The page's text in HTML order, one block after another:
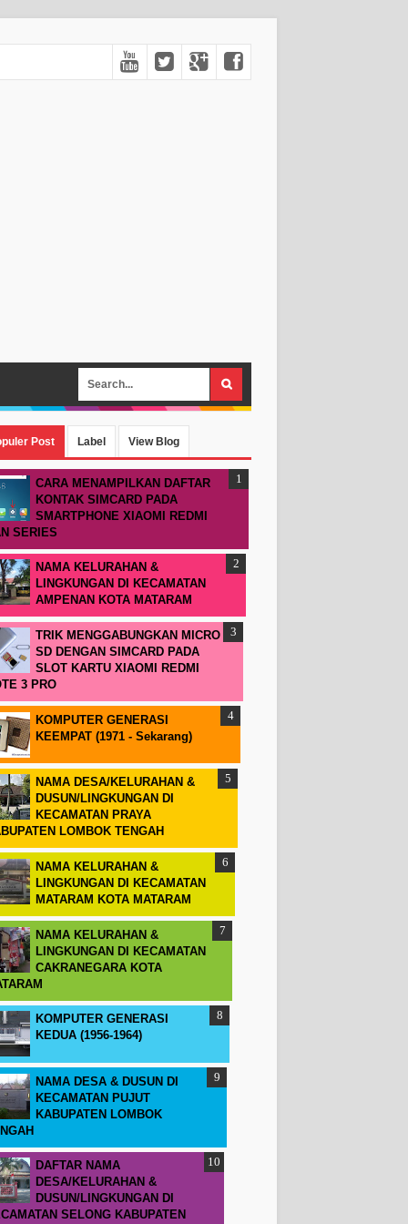
Post Label View Blog
CARA MENAMPILKAN DAFTAR
KONTAK SIMCARD PADA
SMARTPHONE XIAOMI REDMI
SERIES
NAMA KELURAHAN &
LINGKUNGAN DI KECAMATAN
AMPENAN KOTA MATARAM
TRIK MENGGABUNGKAN MICRO
SD DENGAN SIMCARD PADA
SLOT KARTU XIAOMI REDMI
3 PRO
KOMPUTER GENERASI
KEEMPAT (1971 - Sekarang)
NAMA DESA/KELURAHAN &
DUSUN/LINGKUNGAN DI
KECAMATAN PRAYA
LOMBOK TENGAH
NAMA KELURAHAN &
LINGKUNGAN DI KECAMATAN
MATARAM KOTA MATARAM
NAMA KELURAHAN &
LINGKUNGAN DI KECAMATAN
CAKRANEGARA KOTA
KOMPUTER GENERASI
KEDUA (1956-1964)
NAMA DESA & DUSUN DI
KECAMATAN PUJUT
KABUPATEN LOMBOK
DAFTAR NAMA
DESA/KELURAHAN &
DUSUN/LINGKUNGAN DI
SELONG KABUPATEN